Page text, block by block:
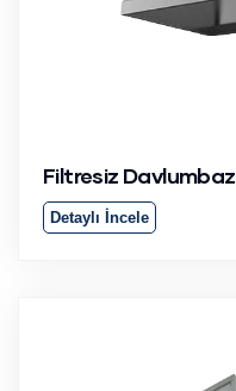
Filtresiz Davlumbaz
Detaylı İncele